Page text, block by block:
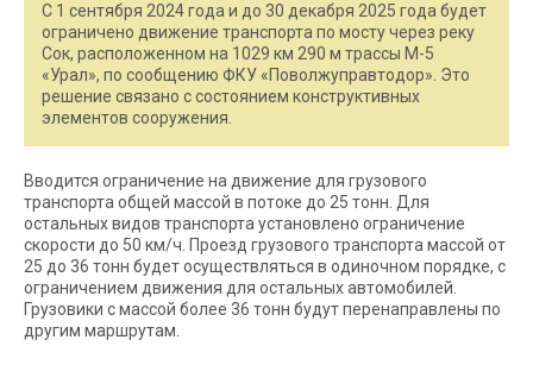
С 1 сентября 2024 года и до 30 декабря 2025 года будет
ограничено движение транспорта по мосту через реку
Сок, расположенном на 1029 км 290 м трассы М-5
«Урал», по сообщению ФКУ «Поволжуправтодор». Это
решение связано с состоянием конструктивных
элементов сооружения.
Вводится ограничение на движение для грузового
транспорта общей массой в потоке до 25 тонн. Для
остальных видов транспорта установлено ограничение
скорости до 50 км/ч. Проезд грузового транспорта массой от
25 до 36 тонн будет осуществляться в одиночном порядке, с
ограничением движения для остальных автомобилей.
Грузовики с массой более 36 тонн будут перенаправлены по
другим маршрутам.